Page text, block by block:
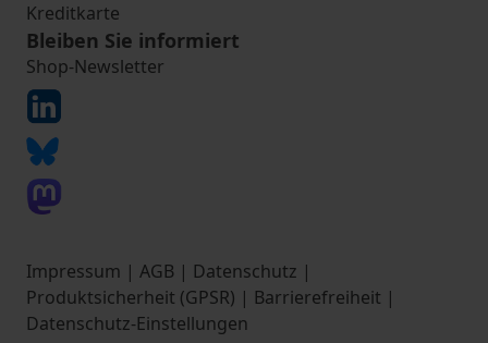
Kreditkarte
Bleiben Sie informiert
Shop-Newsletter
Impressum | AGB | Datenschutz |
Produktsicherheit (GPSR) | Barrierefreiheit |
Datenschutz-Einstellungen